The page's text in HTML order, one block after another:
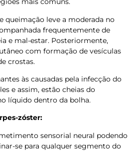
queimação leve a moderada no
frequentemente de
e mal-estar. Posteriormente,
com formação de vesículas
crostas.
às causadas pela infecção do
e assim, estão cheias do
líquido dentro da bolha.
zóster:
sensorial neural podendo
se para qualquer segmento do